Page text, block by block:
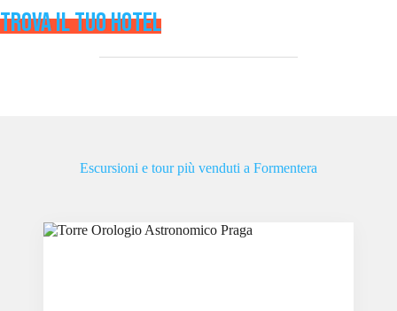
TROVA IL TUO HOTEL
Escursioni e tour più venduti a Formentera